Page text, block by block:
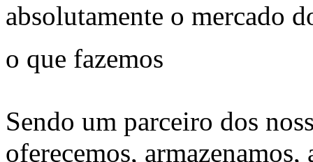
absolutamente o mercado
o que fazemos
Sendo um parceiro dos
oferecemos, armazenamos,